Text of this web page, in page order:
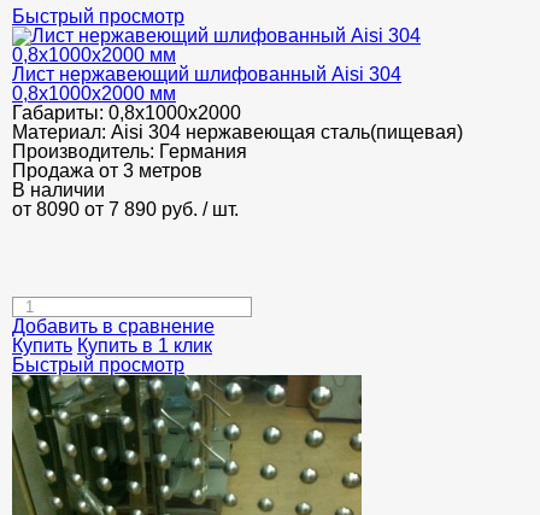
Быстрый просмотр
Лист нержавеющий шлифованный Aisi 304
0,8х1000х2000 мм
Габариты: 0,8х1000х2000
Материал: Aisi 304 нержавеющая сталь(пищевая)
Производитель: Германия
Продажа от 3 метров
В наличии
от 8090 от 7 890 руб. / шт.
Добавить в сравнение
Купить Купить в 1 клик
Быстрый просмотр